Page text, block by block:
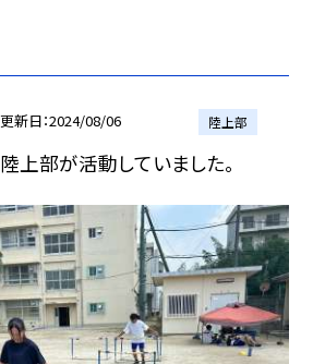
更新日 2024/08/06 陸上部
上部が活動していました。